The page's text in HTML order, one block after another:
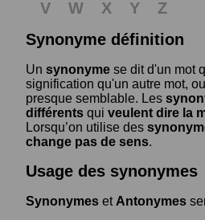
V W X Y
Z
Synonyme définition
Un synonyme se dit d'un mot
signification qu'un autre mot,
presque semblable. Les
différents qui veulent dire la
Lorsqu’on utilise des
change pas de sens.
Usage des synonymes
Synonymes et Antonymes